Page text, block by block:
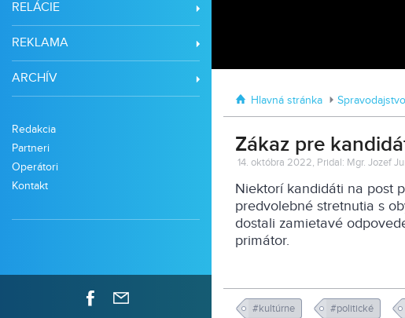
RELÁCIE
REKLAMA
ARCHÍV
Redakcia
Partneri
Operátori
Kontakt
Hlavná stránka Spravodajstvo
Zákaz pre
14. októbra 2022, Pridal: Mgr. Jozef
Niektorí kandidáti na post
predvolebné stretnutia s
dostali zamietavé
primátor.
#kultúrne #politické